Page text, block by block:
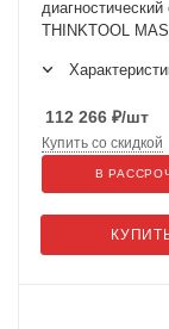
диагностический
THINKTOOL
112 266 ₽/шт
Купить со скидкой
В